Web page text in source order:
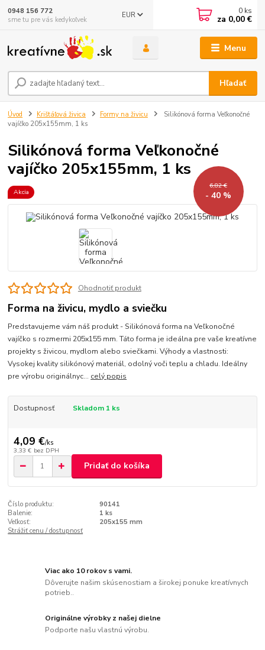
Menu
EUR
Hľadať
0948 156 772
sme tu pre vás kedykoľvek
0 ks
za 0,00 €
Úvod Krištáľová živica Formy na živicu
Silikónová forma Veľkonočné
vajíčko 205x155mm, 1 ks
Silikónová forma Veľkonočné
vajíčko 205x155mm, 1 ks
Akcia
6,82 €
- 40 %
Ohodnotiť produkt
Forma na živicu, mydlo a sviečku
Predstavujeme vám náš produkt - Silikónová forma na Veľkonočné
vajíčko s rozmermi 205x155 mm. Táto forma je ideálna pre vaše kreatívne
projekty s živicou, mydlom alebo sviečkami. Výhody a vlastnosti:
Vysokej kvality silikónový materiál, odolný voči teplu a chladu. Ideálny
pre výrobu originálnyc... celý popis
Dostupnosť Skladom 1 ks
4,09 €/ks
3,33 € bez DPH
Pridať do košíka
Číslo produktu:
90141
Balenie:
1 ks
Veľkosť:
205x155 mm
Strážiť cenu / dostupnosť
Viac ako 10 rokov s vami.
Dôverujte našim skúsenostiam a širokej ponuke kreatívnych
potrieb..
Originálne výrobky z našej dielne
Podporte našu vlastnú výrobu.